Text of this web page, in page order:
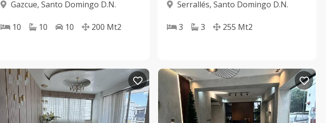
Gazcue, Santo Domingo D.N.
10 10 10 200 Mt2
Serrallés, Santo Domingo D.N.
3 3 255 Mt2